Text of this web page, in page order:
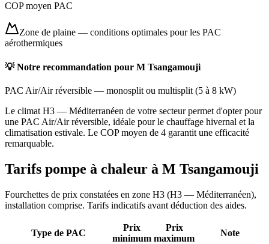
COP moyen PAC
Zone de plaine — conditions optimales pour les PAC
aérothermiques
💡 Notre recommandation pour M Tsangamouji
PAC Air/Air réversible — monosplit ou multisplit (5 à 8 kW)
Le climat H3 — Méditerranéen de votre secteur permet d'opter pour
une PAC Air/Air réversible, idéale pour le chauffage hivernal et la
climatisation estivale. Le COP moyen de 4 garantit une efficacité
remarquable.
Tarifs pompe à chaleur à M Tsangamouji
Fourchettes de prix constatées en zone H3 (H3 — Méditerranéen),
installation comprise. Tarifs indicatifs avant déduction des aides.
Type de PAC
Prix
minimum
Prix
maximum
Note